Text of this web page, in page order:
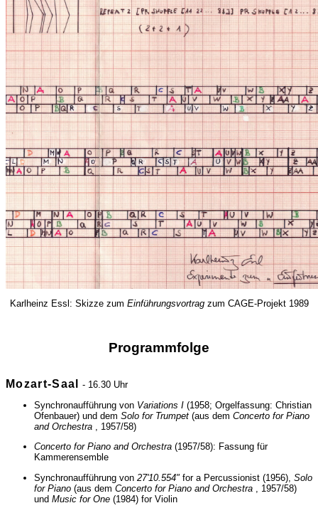
Karlheinz Essl: Skizze zum Einführungsvortragzum CAGE-Projekt 1989
Programmfolge
Mozart-Saal
- 16.30 Uhr
Synchronaufführung von Variations I (1958; Orgelfassung: Christian
Ofenbauer) und dem Solo for Trumpet (aus dem Concerto for Piano
and Orchestra
, 1957/58)
Concerto for Piano and Orchestra (1957/58): Fassung für
Kammerensemble
Synchronaufführung von 27'10.554" for a Percussionist (1956), Solo
for Piano (aus dem Concerto for Piano and Orchestra
, 1957/58)
und Music for One (1984) for Violin